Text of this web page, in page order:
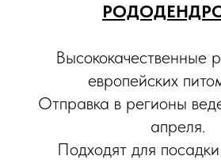
Высококачественные
европейских
Отправка в регионы
апреля.
Подходят для посадки